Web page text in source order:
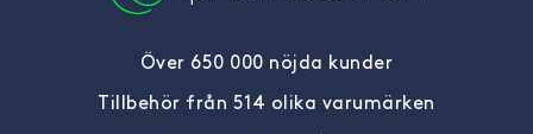
Över 650 000 nöjda kunder
Tillbehör från 514 olika varumärken